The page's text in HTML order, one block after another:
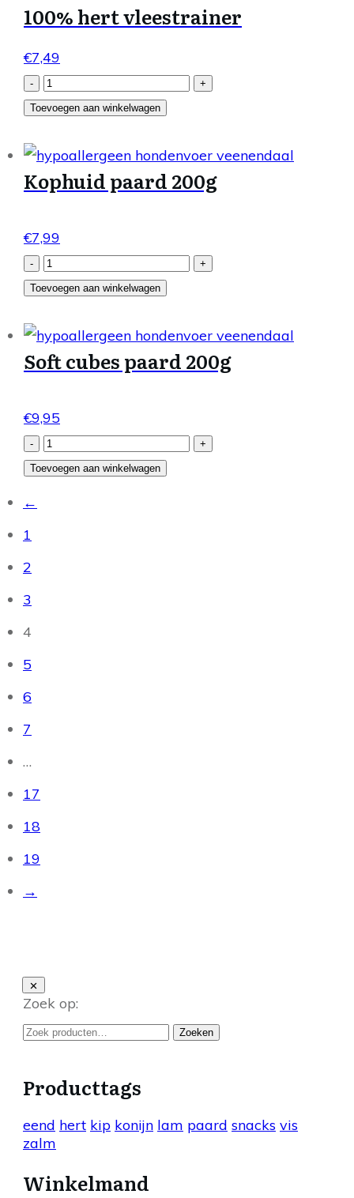
100% hert vleestrainer
€7,49
-
100%
hert
aantal
+
Toevoegen aan winkelwagen
Kophuid paard 200g
€7,99
-
Kophuid
paard
aantal
+
Toevoegen aan winkelwagen
Soft cubes paard 200g
€9,95
-
Soft
cubes
+
Toevoegen aan winkelwagen
←
1
2
3
4
5
6
7
…
17
18
19
→
Zoek op:
Zoeken
Zoeken
Producttags
eend hert kip konijn lam paard snacks vis
zalm
Winkelmand